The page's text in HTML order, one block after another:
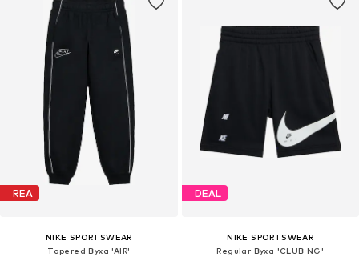
REA
NIKE SPORTSWEAR
Tapered Byxa 'AIR'
DEAL
NIKE SPORTSWEAR
Regular Byxa 'CLUB NG'